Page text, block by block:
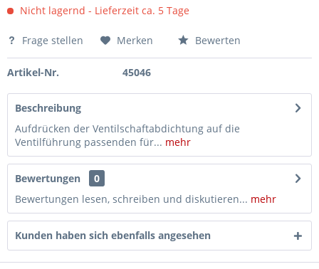
Nicht lagernd - Lieferzeit ca. 5 Tage
Frage stellen Merken Bewerten
Artikel-Nr. 45046
Beschreibung
Aufdrücken der Ventilschaftabdichtung auf die
Ventilführung passenden für... mehr
Bewertungen
0
Bewertungen lesen, schreiben und diskutieren... mehr
Kunden haben sich ebenfalls angesehen